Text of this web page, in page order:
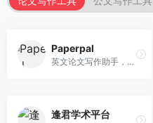
Paperpal
英文论文写作助手，专注于学术英语润色。面向需要发表国际期刊的研究者，提供语法检查、学术表达优化、格式规范等服务，英语表达地道专业。
逢君学术平台